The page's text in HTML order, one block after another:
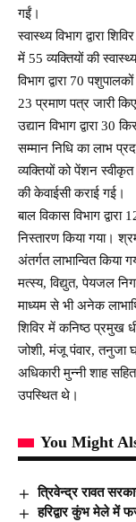
गईं।
स्वास्थ्य विभाग द्वारा
में 55 व्यक्तियों की
विभाग द्वारा 70
23 प्रमाण पत्र जारी किए
उद्यान विभाग द्वारा 30
सम्मान निधि का लाभ
व्यक्तियों को पेंशन स्वीकृत
की केवाईसी कराई गई।
बाल विकास विभाग द्वारा
निस्तारण किया गया।
अंतर्गत लाभान्वित
मत्स्य, विद्युत, पेयजल
माध्यम से भी अनेक
शिविर में कनिष्ठ प्रमुख
जोशी, मंजू पंवार, तनुजा
अधिकारी मुन्नी शाह
उपस्थित थे।
You Might
त्रिवेन्द्र रावत
हरिद्वार कुंभ मेले में